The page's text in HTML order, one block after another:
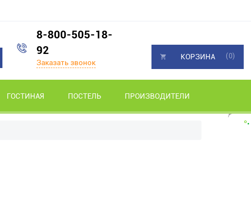
8-800-505-18-
92
Заказать звонок
ГОСТИНАЯ ПОСТЕЛЬ ПРОИЗВОДИТЕЛИ
КОРЗИНА (0)